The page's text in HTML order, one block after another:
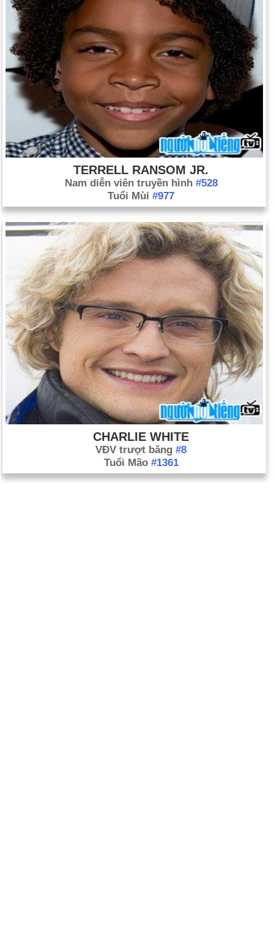
TERRELL RANSOM JR.
Nam diễn viên truyền hình #528
Tuổi Mùi #977
CHARLIE WHITE
VĐV trượt băng #8
Tuổi Mão #1361